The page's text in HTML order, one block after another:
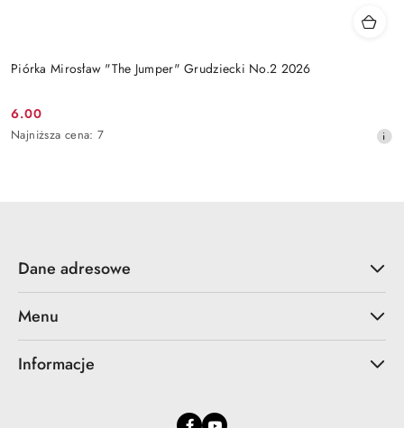
Piórka Mirosław "The Jumper" Grudziecki No.2 2026
Cena
promocyjna:
6.00
Najniższa
Najniższa cena: 7
Dane adresowe
Menu
Informacje